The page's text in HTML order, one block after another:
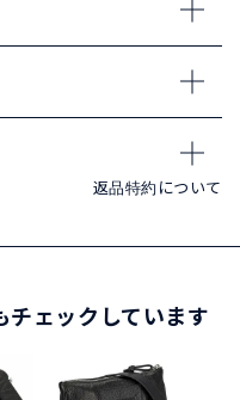
返品特約について
チェックしています